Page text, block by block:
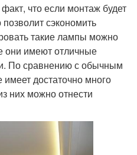
что если монтаж будет
сэкономить
такие лампы можно
они имеют отличные
По сравнению с обычным
достаточно много
них можно отнести